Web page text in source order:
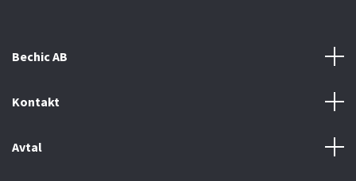
Bechic AB
Kontakt
Avtal